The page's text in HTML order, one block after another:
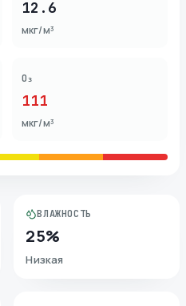
12.6
мкг/м³
O₃
111
мкг/м³
ВЛАЖНОСТЬ
25%
Низкая